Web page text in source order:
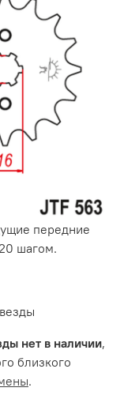
передние
шагом.
нет в наличии,
близкого
.